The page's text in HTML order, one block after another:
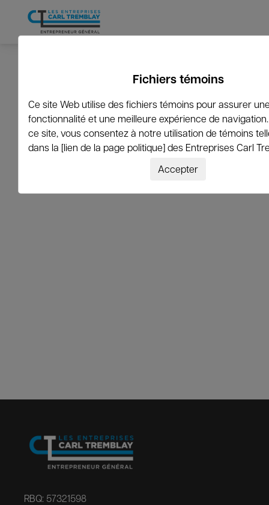
RBQ: 57321598
Fichiers témoins
Ce site Web utilise des fichiers témoins pour assurer
fonctionnalité et une meilleure expérience de
ce site, vous consentez à notre utilisation de témoins
dans la [lien de la page politique] des Entreprises Carl
Accepter